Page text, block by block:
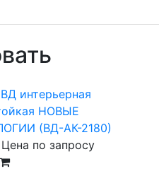
интерьерная
НОВЫЕ
(ВД-АК-2180)
Цена по запросу